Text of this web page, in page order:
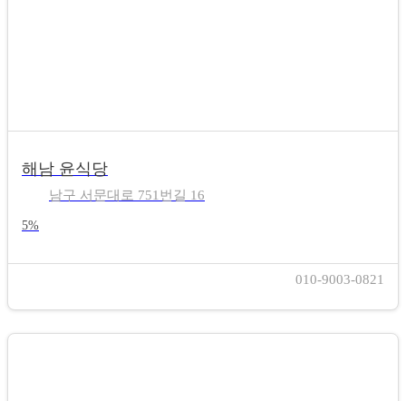
해남 윤식당
남구 서문대로 751번길 16
5%
010-9003-0821